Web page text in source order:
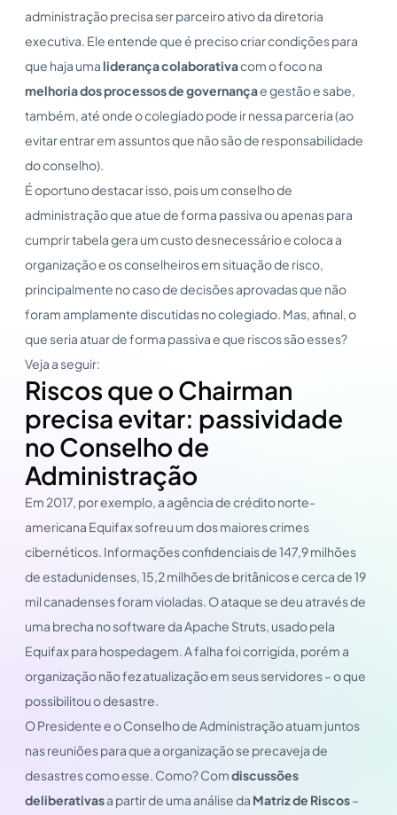
administração precisa ser parceiro ativo da diretoria
executiva. Ele entende que é preciso criar condições para
que haja umaliderança colaborativacom o foco na
melhoria dos processos de governançae gestão e sabe,
também, até onde o colegiado pode ir nessa parceria (ao
evitar entrar em assuntos que não são de responsabilidade
do conselho).
É oportuno destacar isso, pois um conselho de
administração que atue de forma passiva ou apenas para
cumprir tabela gera um custo desnecessário e coloca a
organização e os conselheiros em situação de risco,
principalmente no caso de decisões aprovadas que não
foram amplamente discutidas no colegiado. Mas, afinal, o
que seria atuar de forma passiva e que riscos são esses?
Veja a seguir:
Riscos que o Chairman
precisa evitar: passividade
no Conselho de
Administração
Em 2017, por exemplo, a agência de crédito norte-
americana Equifax sofreu um dos maiores crimes
cibernéticos. Informações confidenciais de 147,9 milhões
de estadunidenses, 15,2 milhões de britânicos e cerca de 19
mil canadenses foram violadas. O ataque se deu através de
uma brecha no software da Apache Struts, usado pela
Equifax para hospedagem. A falha foi corrigida, porém a
organização não fez atualização em seus servidores – o que
possibilitou o desastre.
O Presidente e o Conselho de Administração atuam juntos
nas reuniões para que a organização se precaveja de
desastres como esse. Como? Comdiscussões
deliberativasa partir de uma análise da Matriz de Riscos–